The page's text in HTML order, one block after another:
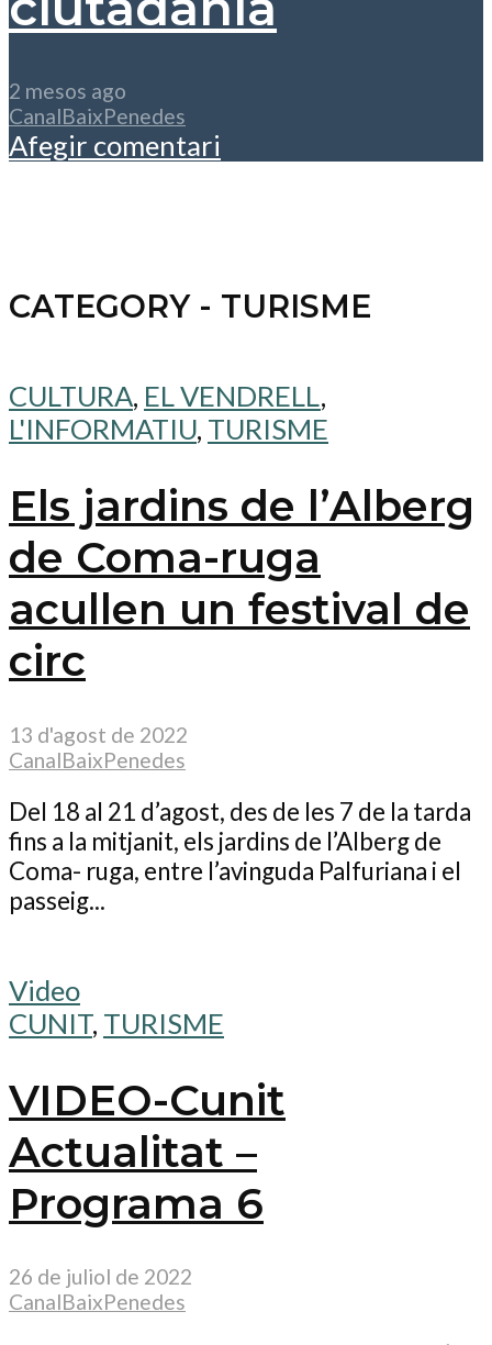
2 mesos ago
CanalBaixPenedes
Afegir comentari
CATEGORY - TURISME
CULTURA, EL VENDRELL,
L'INFORMATIU, TURISME
Els jardins de l’Alberg
de Coma-ruga
acullen un festival de
circ
13 d'agost de 2022
CanalBaixPenedes
Del 18 al 21 d’agost, des de les 7 de la tarda
fins a la mitjanit, els jardins de l’Alberg de
Coma- ruga, entre l’avinguda Palfuriana i el
passeig...
Video
CUNIT, TURISME
VIDEO-Cunit
Actualitat –
Programa 6
26 de juliol de 2022
CanalBaixPenedes